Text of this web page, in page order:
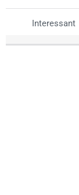
Interessant